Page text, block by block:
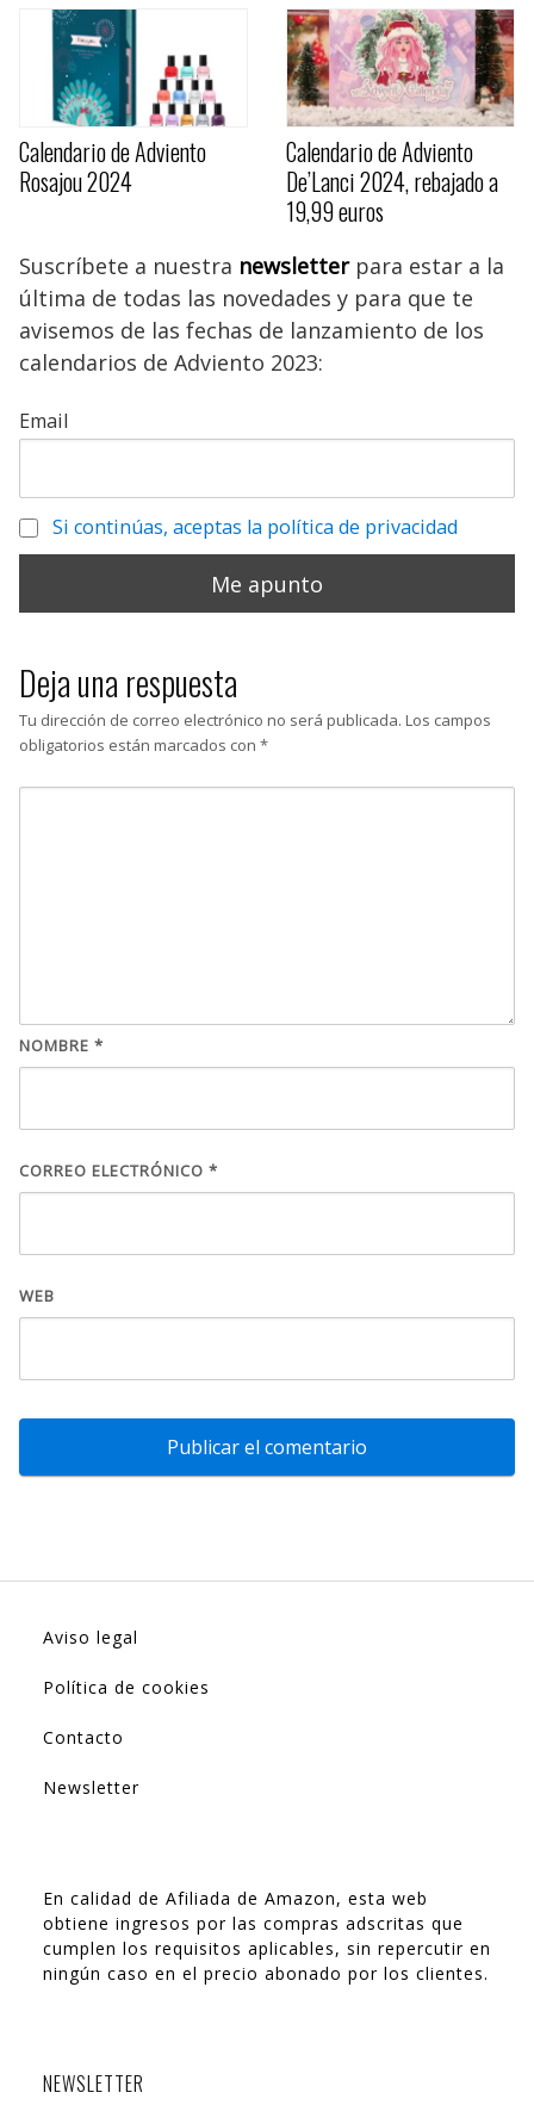
Calendario de Adviento
Rosajou 2024
Calendario de Adviento
De’Lanci 2024, rebajado a
19,99 euros
Suscríbete a nuestra newsletterpara estar a la
última de todas las novedades y para que te
avisemos de las fechas de lanzamiento de los
calendarios de Adviento 2023:
Email
Si continúas, aceptas la política de privacidad
Deja una respuesta
Tu dirección de correo electrónico no será publicada. Los campos
obligatorios están marcados con *
NOMBRE *
CORREO ELECTRÓNICO *
WEB
Aviso legal
Política de cookies
Contacto
Newsletter
En calidad de Afiliada de Amazon, esta web
obtiene ingresos por las compras adscritas que
cumplen los requisitos aplicables, sin repercutir en
ningún caso en el precio abonado por los clientes.
NEWSLETTER